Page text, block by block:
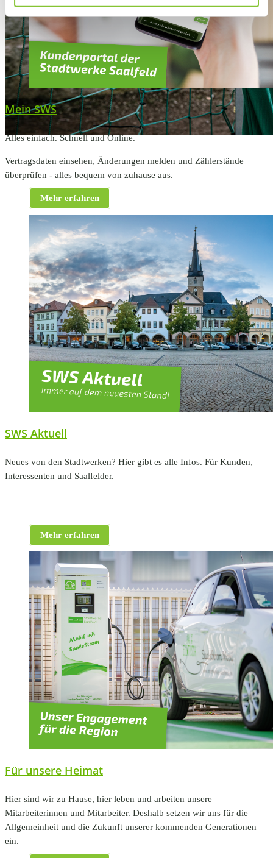
Mein SWS
Alles einfach. Schnell und Online.
Vertragsdaten einsehen, Änderungen melden und Zählerstände
überprüfen - alles bequem von zuhause aus.
Mehr erfahren
SWS Aktuell
Neues von den Stadtwerken? Hier gibt es alle Infos. Für Kunden,
Interessenten und Saalfelder.
Mehr erfahren
Für unsere Heimat
Hier sind wir zu Hause, hier leben und arbeiten unsere
Mitarbeiterinnen und Mitarbeiter. Deshalb setzen wir uns für die
Allgemeinheit und die Zukunft unserer kommenden Generationen
ein.